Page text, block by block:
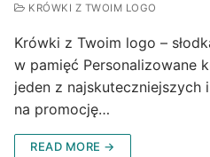
KRÓWKI Z TWOIM LOGO
Krówki z Twoim logo –
w pamięć Personalizowane
jeden z najskuteczniejszych
na promocję…
READ MORE →